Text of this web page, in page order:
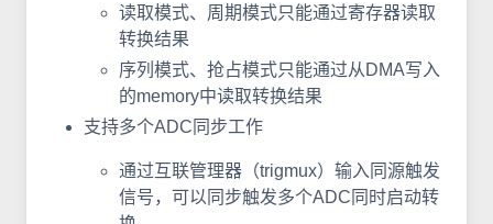
读取模式、周期模式只能通过寄存器读取
转换结果
序列模式、抢占模式只能通过从DMA写入
的memory中读取转换结果
支持多个ADC同步工作
通过互联管理器（trigmux）输入同源触发
信号，可以同步触发多个ADC同时启动转